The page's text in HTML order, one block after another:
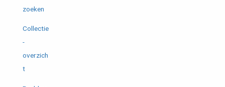
zoeken
Collectie
-
overzich
t